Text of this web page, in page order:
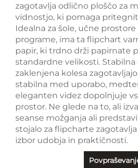
zagotavlja odlično ploščo za
vidnostjo, ki pomaga
Idealna za šole, učne
programe, ima ta flipchart
papir, ki trdno drži papirnate
standardne velikosti. Stabilna
zaklenjena kolesa
stabilna med uporabo,
eleganten videz dopolnjuje
prostor. Ne glede na to, ali
seanse možganja ali
stojalo za flipcharte
izbor udobja in praktičnosti.